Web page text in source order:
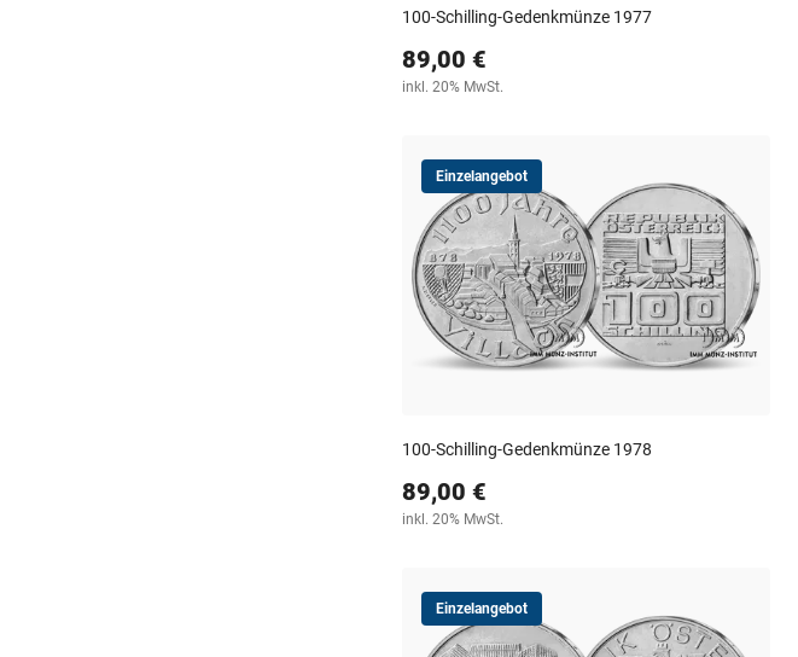
100-Schilling-Gedenkmünze 1977
89,00 €
inkl. 20% MwSt.
Einzelangebot
100-Schilling-Gedenkmünze 1978
89,00 €
inkl. 20% MwSt.
Einzelangebot